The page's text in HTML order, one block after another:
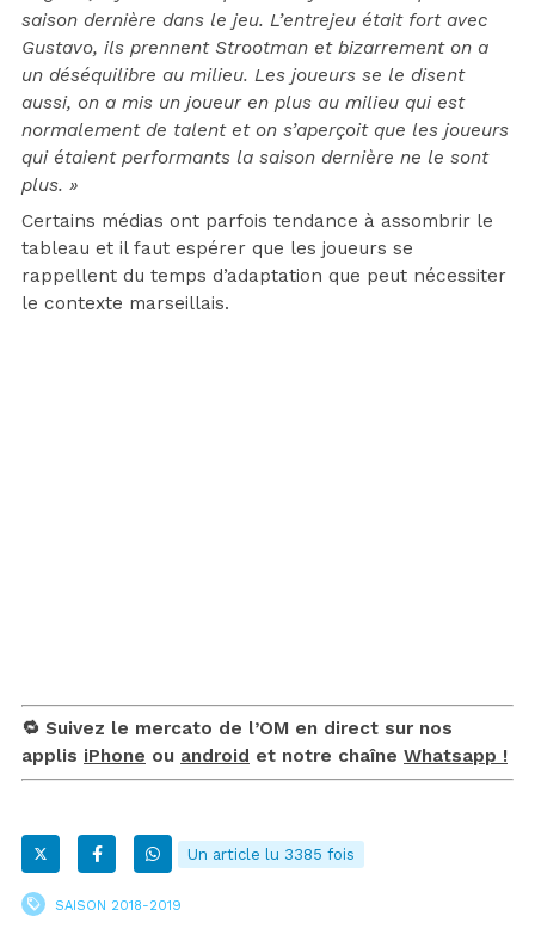
saison dernière dans le jeu. L’entrejeu était fort avec
Gustavo, ils prennent Strootman et bizarrement on a
un déséquilibre au milieu. Les joueurs se le disent
aussi, on a mis un joueur en plus au milieu qui est
normalement de talent et on s’aperçoit que les joueurs
qui étaient performants la saison dernière ne le sont
plus. »
Certains médias ont parfois tendance à assombrir le
tableau et il faut espérer que les joueurs se
rappellent du temps d’adaptation que peut nécessiter
le contexte marseillais.
🔁 Suivez le mercato de l’OM en direct sur nos
applis iPhone ou android et notre chaîne Whatsapp !
Un article lu 3385 fois
SAISON 2018-2019